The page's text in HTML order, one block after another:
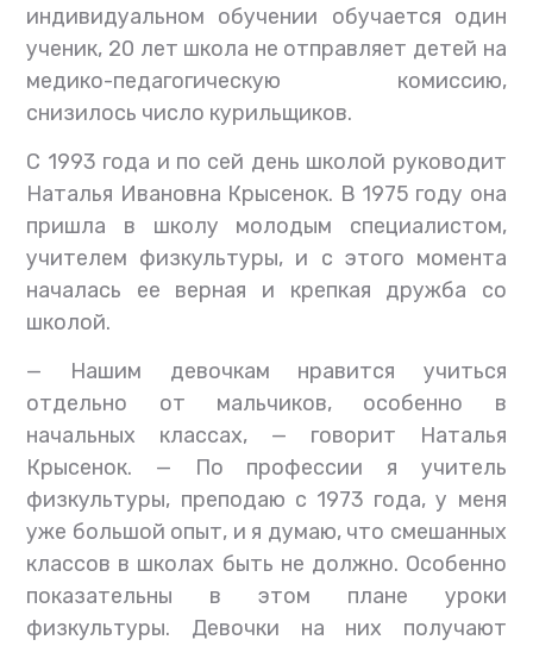
индивидуальном обучении обучается один
ученик, 20 лет школа не отправляет детей на
медико-педагогическую комиссию,
снизилось число курильщиков.
С 1993 года и по сей день школой руководит
Наталья Ивановна Крысенок. В 1975 году она
пришла в школу молодым специалистом,
учителем физкультуры, и с этого момента
началась ее верная и крепкая дружба со
школой.
— Нашим девочкам нравится учиться
отдельно от мальчиков, особенно в
начальных классах, — говорит Наталья
Крысенок. — По профессии я учитель
физкультуры, преподаю с 1973 года, у меня
уже большой опыт, и я думаю, что смешанных
классов в школах быть не должно. Особенно
показательны в этом плане уроки
физкультуры. Девочки на них получают